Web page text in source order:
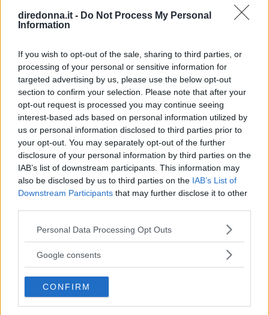
diredonna.it - Do Not Process My Personal
Information
If you wish to opt-out of the sale, sharing to third parties, or
processing of your personal or sensitive information for
targeted advertising by us, please use the below opt-out
section to confirm your selection. Please note that after your
opt-out request is processed you may continue seeing
interest-based ads based on personal information utilized by
us or personal information disclosed to third parties prior to
your opt-out. You may separately opt-out of the further
disclosure of your personal information by third parties on the
IAB’s list of downstream participants. This information may
also be disclosed by us to third parties on the IAB’s List of
Downstream Participants that may further disclose it to other
Please note that this website/app uses one or more Google
not limited to your visit or usage behaviour. You may click to
use your data for below specified purposes in below Google
consent section.
Personal Data Processing Opt Outs
Google consents
CONFIRM
esempio di menu settimanale
privarsi dei principi nutritivi necessari al buon
funzionamento del corpo. Ecco una dieta da 1500 calorie,
come si esegue e su quali principi si basa.